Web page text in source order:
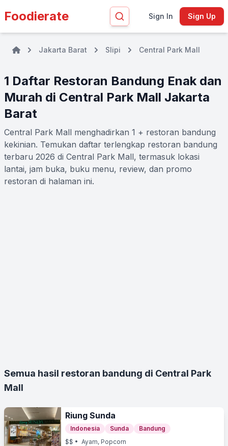
Foodierate Sign In Sign Up
Jakarta Barat Slipi Central Park Mall
1 Daftar Restoran Bandung Enak dan
Murah di Central Park Mall Jakarta
Barat
Central Park Mall menghadirkan 1 + restoran bandung
kekinian. Temukan daftar terlengkap restoran bandung
terbaru 2026 di Central Park Mall, termasuk lokasi
lantai, jam buka, buku menu, review, dan promo
restoran di halaman ini.
Semua hasil restoran bandung di Central Park
Mall
Riung Sunda
Indonesia Sunda
Bandung
$$ • Ayam, Popcorn